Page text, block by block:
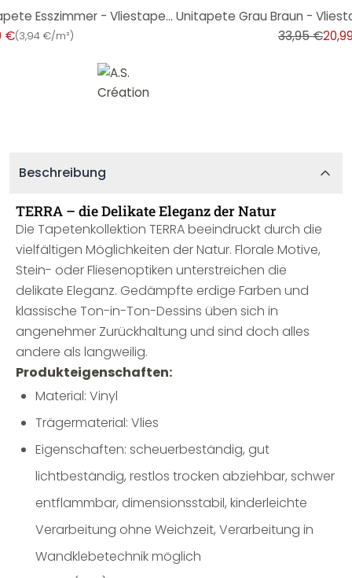
Einfarbige Tapete Grau - Unitapete Esszimmer - Vliestapete Wohnzimmer Büro
€(3,94 €/m²) 33,95 €
Beschreibung
TERRA – die Delikate Eleganz der Natur
Die Tapetenkollektion TERRA beeindruckt durch die
vielfältigen Möglichkeiten der Natur. Florale Motive,
Stein- oder Fliesenoptiken unterstreichen die
delikate Eleganz. Gedämpfte erdige Farben und
klassische Ton-in-Ton-Dessins üben sich in
angenehmer Zurückhaltung und sind doch alles
andere als langweilig.
Produkteigenschaften:
Material: Vinyl
Trägermaterial: Vlies
Eigenschaften: scheuerbeständig, gut
lichtbeständig, restlos trocken abziehbar, schwer
entflammbar, dimensionsstabil, kinderleichte
Verarbeitung ohne Weichzeit, Verarbeitung in
Wandklebetechnik möglich